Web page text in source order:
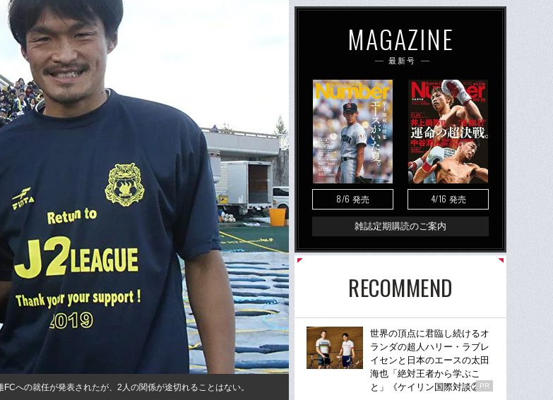
への就任が発表されたが、2人の関係が途切れることはない。
MAGAZINE
最新号
8/6 発売 4/16 発売
雑誌定期購読のご案内
RECOMMEND
世界の頂点に君臨し続けるオ
ランダの超人ハリー・ラブレ
イセンと日本のエースの太田
海也「絶対王者から学ぶこ
と」《ケイリン国際対談②》
PR